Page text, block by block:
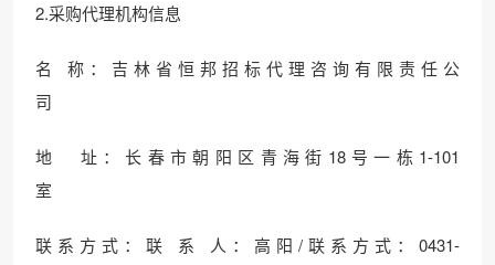
2.采购代理机构信息
名 称：吉林省恒邦招标代理咨询有限责任公
司
地 址：长春市朝阳区青海街18号一栋1-101
室
联系方式：联 系 人：高阳/联系方式：0431-